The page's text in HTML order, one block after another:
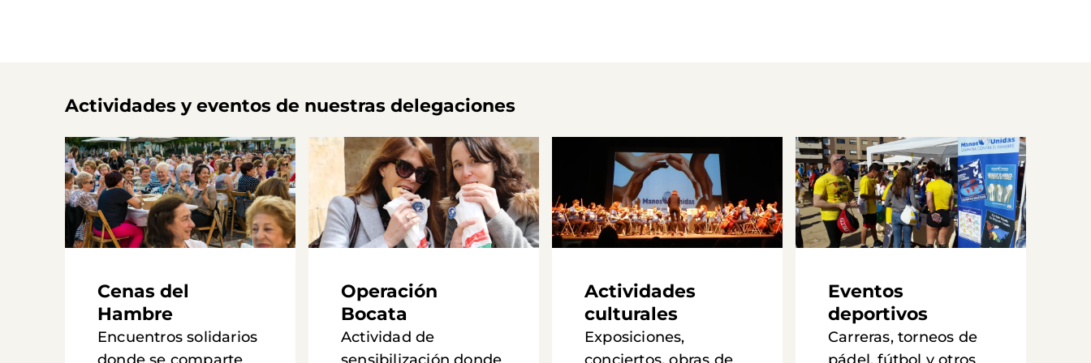
Actividades y eventos de nuestras delegaciones
Cenas del
Hambre
Encuentros solidarios
Operación
Bocata
Actividad de
Actividades
culturales
Exposiciones,
Eventos
deportivos
Carreras, torneos de